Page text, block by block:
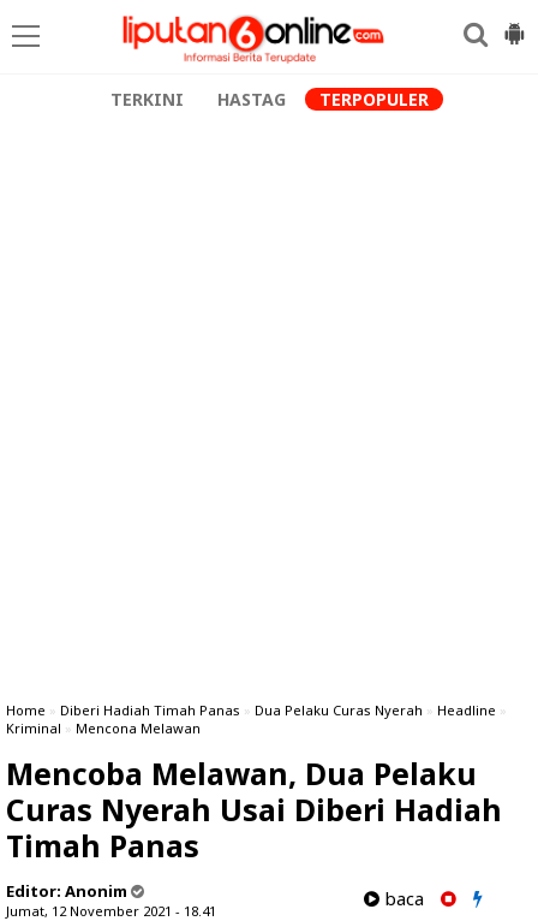
TERKINI HASTAG TERPOPULER
Home » Diberi Hadiah Timah Panas » Dua Pelaku Curas Nyerah » Headline »
Kriminal » Mencona Melawan
Mencoba Melawan, Dua Pelaku
Curas Nyerah Usai Diberi Hadiah
Timah Panas
Editor: Anonim
Jumat, 12 November 2021 - 18.41
baca